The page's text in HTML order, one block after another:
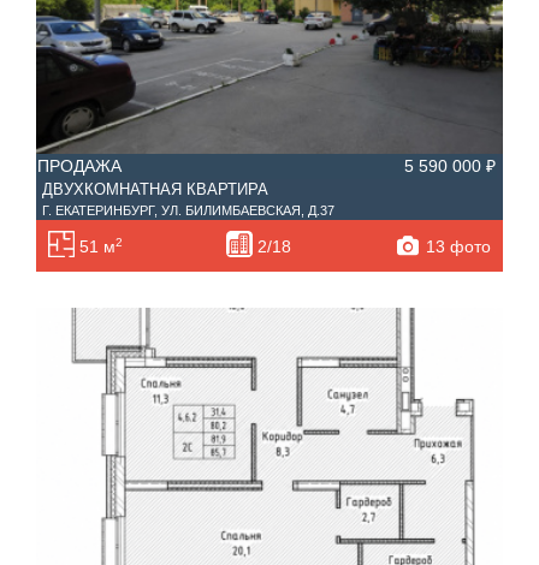
ПРОДАЖА 5 590 000 ₽
ДВУХКОМНАТНАЯ КВАРТИРА
Г. ЕКАТЕРИНБУРГ, УЛ. БИЛИМБАЕВСКАЯ, Д.37
51 м2 2/18 13 фото